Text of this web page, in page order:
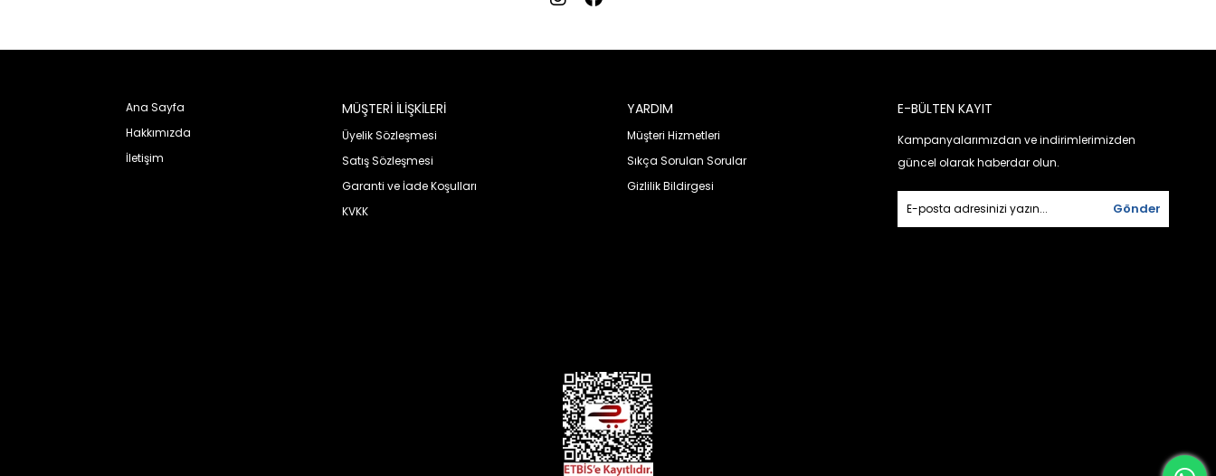
Ana Sayfa
Hakkımızda
İletişim
MÜŞTERİ İLİŞKİLERİ
Üyelik Sözleşmesi
Satış Sözleşmesi
Garanti ve İade Koşulları
KVKK
YARDIM
Müşteri Hizmetleri
Sıkça Sorulan Sorular
Gizlilik Bildirgesi
E-BÜLTEN KAYIT
Kampanyalarımızdan ve indirimlerimizden
güncel olarak haberdar olun.
Gönder